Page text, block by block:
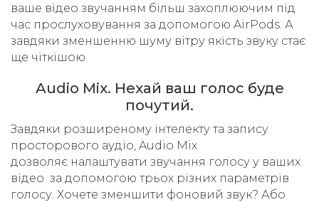
ваше відео звучанням більш захоплюючим під
час прослуховування за допомогою AirPods. А
завдяки зменшенню шуму вітру якість звуку стає
ще чіткішою.
Audio Mix. Нехай ваш голос буде
почутий.
Завдяки розширеному інтелекту та запису
просторового аудіо, Audio Mix
дозволяє налаштувати звучання голосу у ваших
відео за допомогою трьох різних параметрів
голосу. Хочете зменшити фоновий звук? Або